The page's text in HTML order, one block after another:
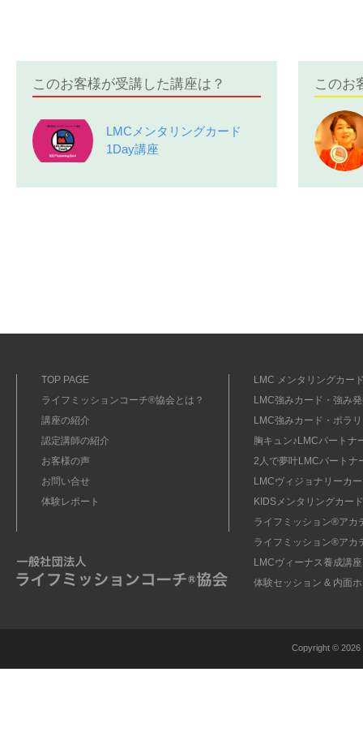
このお客様が受講した講座は？
LMCメンタリングカード
1Day講座
このお
TOP PAGE
ライフミッションコーチ®協会とは？
講座の紹介
認定講師の紹介
お客様の声
お問い合せ
体験レポート
LMC メンタリングカー
LMC強みカード・強み
LMC強みカード・ポラ
胸キュン♪LMCパートナ
2人で夢叶LMCパートナ
LMCヴィジョナリーカ
KIDSメンタリングカー
ライフミッション®︎アカ
ライフミッション®︎アカ
LMCヴィーナス養成講座
体験セッション & 内面
Copyright © 2026